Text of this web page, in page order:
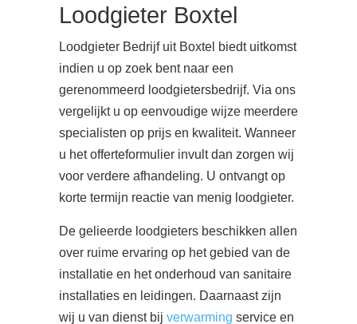
Loodgieter Boxtel
Loodgieter Bedrijf uit Boxtel biedt uitkomst
indien u op zoek bent naar een
gerenommeerd loodgietersbedrijf. Via ons
vergelijkt u op eenvoudige wijze meerdere
specialisten op prijs en kwaliteit. Wanneer
u het offerteformulier invult dan zorgen wij
voor verdere afhandeling. U ontvangt op
korte termijn reactie van menig loodgieter.
De gelieerde loodgieters beschikken allen
over ruime ervaring op het gebied van de
installatie en het onderhoud van sanitaire
installaties en leidingen. Daarnaast zijn
wij u van dienst bij verwarming service en